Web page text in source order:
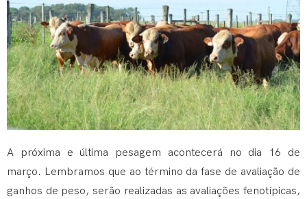
A próxima e última pesagem acontecerá no dia 16 de
março. Lembramos que ao término da fase de avaliação de
ganhos de peso, serão realizadas as avaliações fenotípicas,